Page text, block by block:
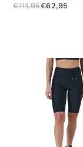
€111,95€62,95